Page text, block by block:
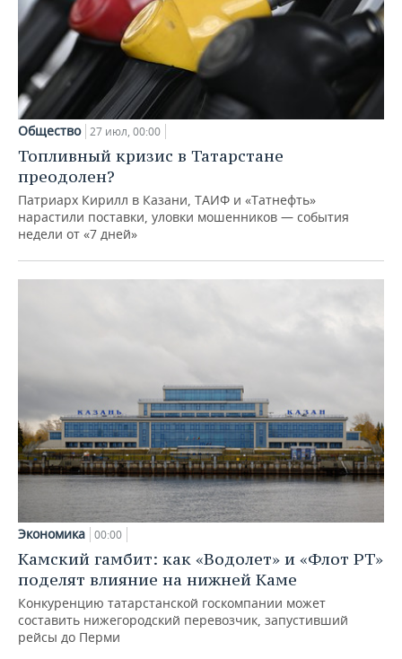
Общество 27 июл, 00:00
Топливный кризис в Татарстане
преодолен?
Патриарх Кирилл в Казани, ТАИФ и «Татнефть»
нарастили поставки, уловки мошенников — события
недели от «7 дней»
Экономика 00:00
Камский гамбит: как «Водолет» и «Флот РТ»
поделят влияние на нижней Каме
Конкуренцию татарстанской госкомпании может
составить нижегородский перевозчик, запустивший
рейсы до Перми